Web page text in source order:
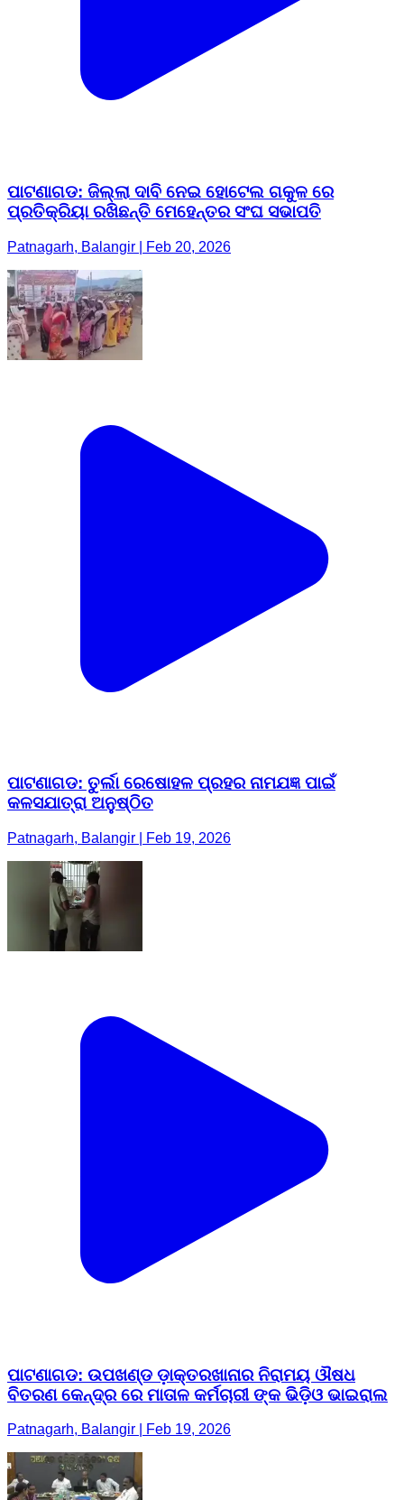
ପାଟଣାଗଡ: ଜିଲ୍ଲା ଦାବି ନେଇ ହୋଟେଲ ଗକୁଳ ରେ
ପ୍ରତିକ୍ରିୟା ରଖିଛନ୍ତି ମେହେନ୍ତର ସଂଘ ସଭାପତି
Patnagarh, Balangir | Feb 20, 2026
ପାଟଣାଗଡ: ତୁର୍ଲା ରେଷୋହଳ ପ୍ରହର ନାମଯଜ୍ଞ ପାଇଁ
କଳସଯାତ୍ରା ଅନୁଷ୍ଠିତ
Patnagarh, Balangir | Feb 19, 2026
ପାଟଣାଗଡ: ଉପଖଣ୍ଡ ଡ଼ାକ୍ତରଖାନାର ନିରାମୟ ଔଷଧ
ବିତରଣ କେନ୍ଦ୍ର ରେ ମାତାଳ କର୍ମଚାରୀ ଙ୍କ ଭିଡ଼ିଓ ଭାଇରାଲ
Patnagarh, Balangir | Feb 19, 2026